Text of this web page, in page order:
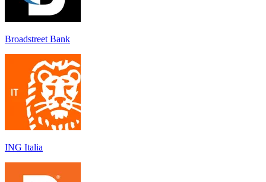
Broadstreet Bank
ING Italia